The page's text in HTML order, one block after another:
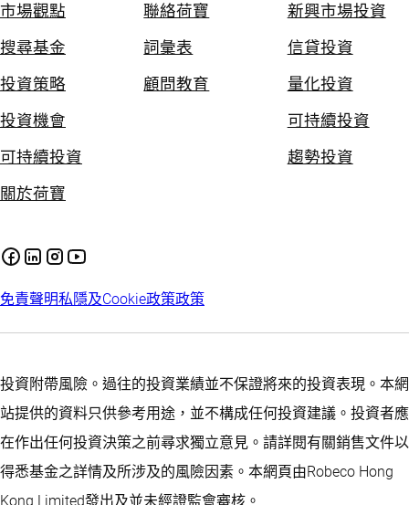
市場觀點
搜尋基金
投資策略
投資機會
可持續投資
關於荷寶
聯絡荷寶
詞彙表
顧問教育
新興市場投資
信貸投資
量化投資
可持續投資
趨勢投資
免責聲明私隱及Cookie政策政策
投資附帶風險。過往的投資業績並不保證將來的投資表現。本網
站提供的資料只供參考用途，並不構成任何投資建議。投資者應
在作出任何投資決策之前尋求獨立意見。請詳閱有關銷售文件以
得悉基金之詳情及所涉及的風險因素。本網頁由Robeco Hong
Kong Limited發出及並未經證監會審核。